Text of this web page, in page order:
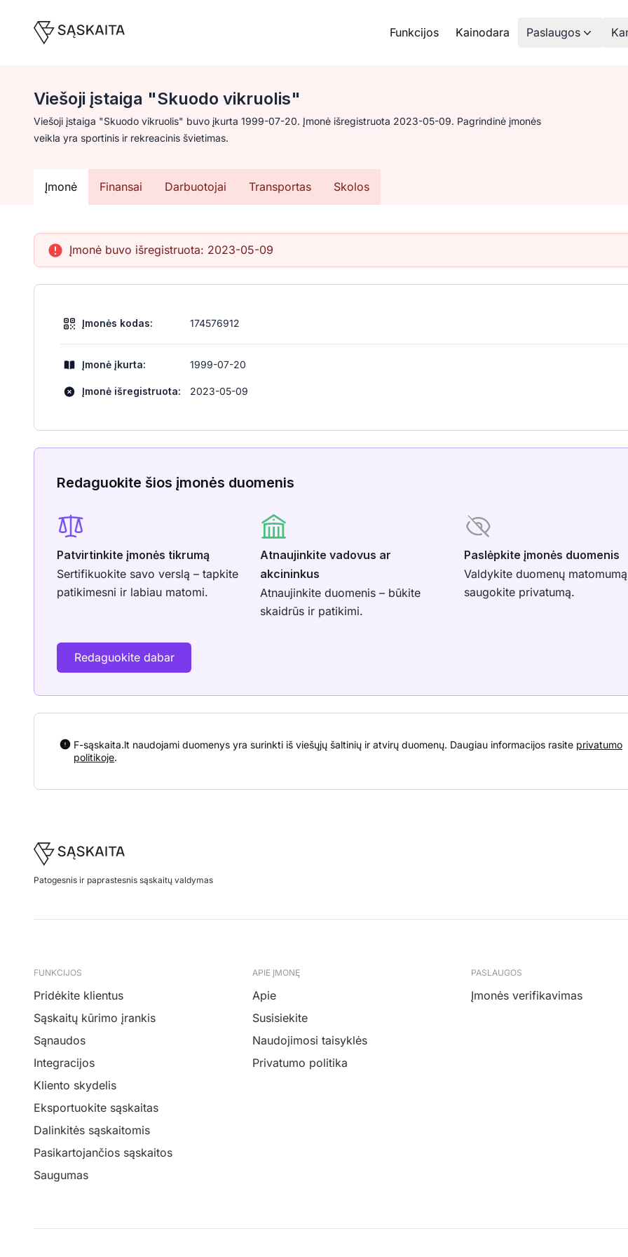
Funkcijos Kainodara Paslaugos
Viešoji įstaiga "Skuodo vikruolis"
Viešoji įstaiga "Skuodo vikruolis" buvo įkurta 1999-07-20. Įmonė išregistruota 2023-05-09. Pagrindinė įmonės
veikla yra sportinis ir rekreacinis švietimas.
Įmonė Finansai Darbuotojai Transportas Skolos
Įmonė buvo išregistruota: 2023-05-09
Įmonės kodas: 174576912
Įmonė įkurta: 1999-07-20
Įmonė išregistruota: 2023-05-09
Redaguokite šios įmonės duomenis
Patvirtinkite įmonės tikrumą
Sertifikuokite savo verslą – tapkite
patikimesni ir labiau matomi.
Atnaujinkite vadovus ar
akcininkus
Atnaujinkite duomenis – būkite
skaidrūs ir patikimi.
Paslėpkite įmonės duomenis
Valdykite duomenų
saugokite privatumą.
Redaguokite dabar
F-sąskaita.lt naudojami duomenys yra surinkti iš viešųjų šaltinių ir atvirų duomenų. Daugiau informacijos rasite privatumo
politikoje.
Footer
Patogesnis ir paprastesnis sąskaitų valdymas
FUNKCIJOS
Pridėkite klientus
Sąskaitų kūrimo įrankis
Sąnaudos
Integracijos
Kliento skydelis
Eksportuokite sąskaitas
Dalinkitės sąskaitomis
Pasikartojančios sąskaitos
Saugumas
APIE ĮMONĘ
Apie
Susisiekite
Naudojimosi taisyklės
Privatumo politika
PASLAUGOS
Įmonės verifikavimas